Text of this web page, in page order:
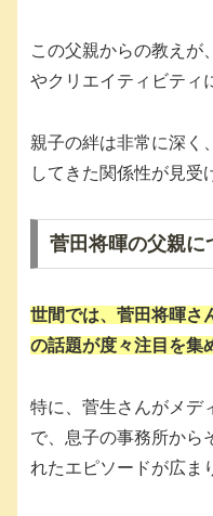
この父親からの教えが
やクリエイティビティ
親子の絆は非常に深く
してきた関係性が見受
菅田将暉の父親に
世間では、菅田将暉さ
の話題が度々注目を集
特に、菅生さんがメデ
で、息子の事務所から
れたエピソードが広ま